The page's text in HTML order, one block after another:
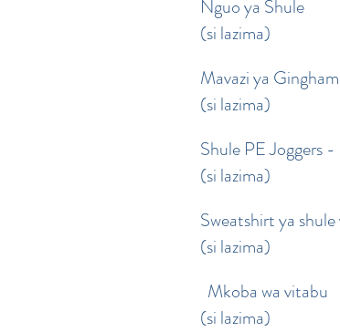
Nguo ya Shule
(si lazima)
Mavazi ya
(si lazima)
Shule PE Joggers
(si lazima)
Sweatshirt ya
(si lazima)
Mkoba wa vitabu
(si lazima)